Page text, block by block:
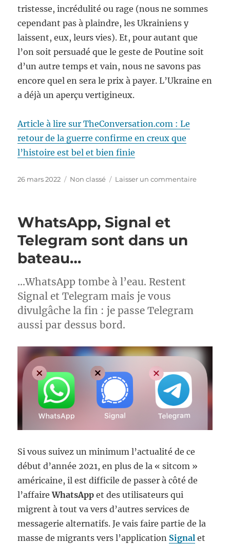
tristesse, incrédulité ou rage (nous ne sommes
cependant pas à plaindre, les Ukrainiens y
laissent, eux, leurs vies). Et, pour autant que
l’on soit persuadé que le geste de Poutine soit
d’un autre temps et vain, nous ne savons pas
encore quel en sera le prix à payer. L’Ukraine en
a déjà un aperçu vertigineux.
Article à lire sur TheConversation.com : Le
retour de la guerre confirme en creux que
l’histoire est bel et bien finie
Publié
26 mars 2022 Catégories
Non classé Laisser un commentairesur
WhatsApp, Signal et
Telegram sont dans un
bateau…
…WhatsApp tombe à l’eau. Restent
Signal et Telegram mais je vous
divulgâche la fin : je passe Telegram
aussi par dessus bord.
Si vous suivez un minimum l’actualité de ce
début d’année 2021, en plus de la « sitcom »
américaine, il est difficile de passer à côté de
l’affaireWhatsApp et des utilisateurs qui
migrent à tout va vers d’autres services de
messagerie alternatifs. Je vais faire partie de la
masse de migrants vers l’application Signal et